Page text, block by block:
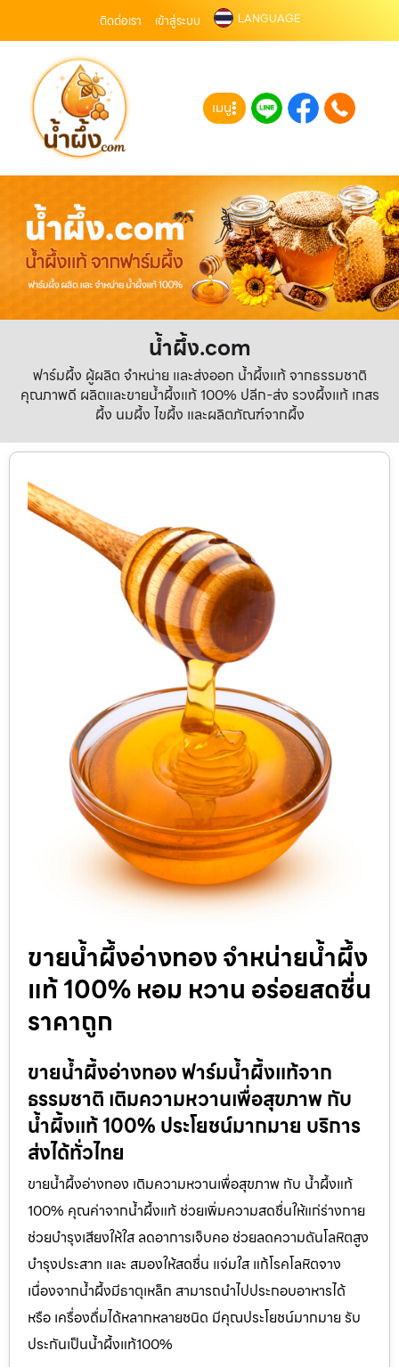
ติดต่อเรา เข้าสู่ระบบ LANGUAGE
เมนู
น้ำผึ้ง.com
ฟาร์มผึ้ง ผู้ผลิต จำหน่าย และส่งออก น้ำผึ้งแท้ จากธรรมชาติ
คุณภาพดี ผลิตและขายน้ำผึ้งแท้ 100% ปลีก-ส่ง รวงผึ้งแท้ เกสร
ผึ้ง นมผึ้ง ไขผึ้ง และผลิตภัณฑ์จากผึ้ง
ขายน้ำผึ้งอ่างทอง จำหน่ายน้ำผึ้ง
แท้ 100% หอม หวาน อร่อยสดชื่น
ราคาถูก
ขายน้ำผึ้งอ่างทอง ฟาร์มน้ำผึ้งแท้จาก
ธรรมชาติ เติมความหวานเพื่อสุขภาพ กับ
น้ำผึ้งแท้ 100% ประโยชน์มากมาย บริการ
ส่งได้ทั่วไทย
ขายน้ำผึ้งอ่างทอง เติมความหวานเพื่อสุขภาพ กับ น้ำผึ้งแท้
100% คุณค่าจากน้ำผึ้งแท้ ช่วยเพิ่มความสดชื่นให้แก่ร่างกาย
ช่วยบำรุงเสียงให้ใส ลดอาการเจ็บคอ ช่วยลดความดันโลหิตสูง
บำรุงประสาท และ สมองให้สดชื่น แจ่มใส แก้โรคโลหิตจาง
เนื่องจากน้ำผึ้งมีธาตุเหล็ก สามารถนำไปประกอบอาหารได้
หรือ เครื่องดื่มได้หลากหลายชนิด มีคุณประโยชน์มากมาย รับ
ประกันเป็นน้ำผึ้งแท้100%